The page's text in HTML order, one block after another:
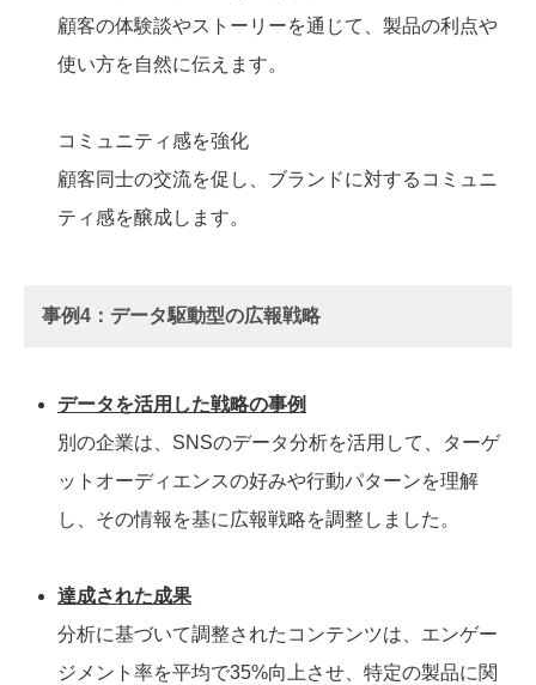
顧客の体験談やストーリーを通じて、製品の利点や
使い方を自然に伝えます。
コミュニティ感を強化
顧客同士の交流を促し、ブランドに対するコミュニ
ティ感を醸成します。
事例4：データ駆動型の広報戦略
データを活用した戦略の事例
別の企業は、SNSのデータ分析を活用して、ターゲ
ットオーディエンスの好みや行動パターンを理解
し、その情報を基に広報戦略を調整しました。
達成された成果
分析に基づいて調整されたコンテンツは、エンゲー
ジメント率を平均で35%向上させ、特定の製品に関